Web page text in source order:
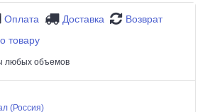
Оплата Доставка
Возврат
товару
любых объемов
(Россия)